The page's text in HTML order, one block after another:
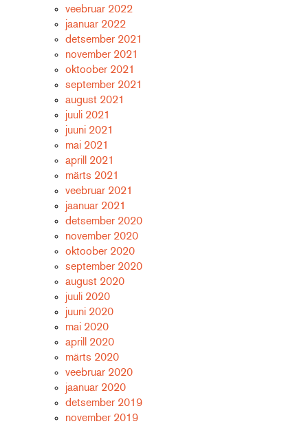
veebruar 2022
jaanuar 2022
detsember 2021
november 2021
oktoober 2021
september 2021
august 2021
juuli 2021
juuni 2021
mai 2021
aprill 2021
märts 2021
veebruar 2021
jaanuar 2021
detsember 2020
november 2020
oktoober 2020
september 2020
august 2020
juuli 2020
juuni 2020
mai 2020
aprill 2020
märts 2020
veebruar 2020
jaanuar 2020
detsember 2019
november 2019